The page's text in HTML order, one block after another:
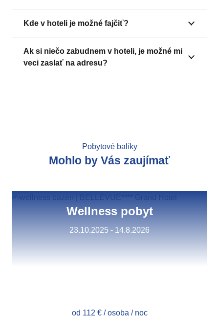
Kde v hoteli je možné fajčiť?
Ak si niečo zabudnem v hoteli, je možné mi
veci zaslať na adresu?
Pobytové balíky
Mohlo by Vás zaujímať
Wellness pobyt
23.10.2025 - 14.8.2026
od 112 € / osoba / noc